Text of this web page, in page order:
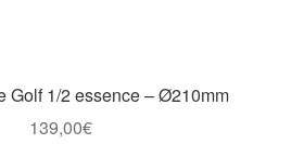
Golf 1/2 essence – Ø210mm
139,00€